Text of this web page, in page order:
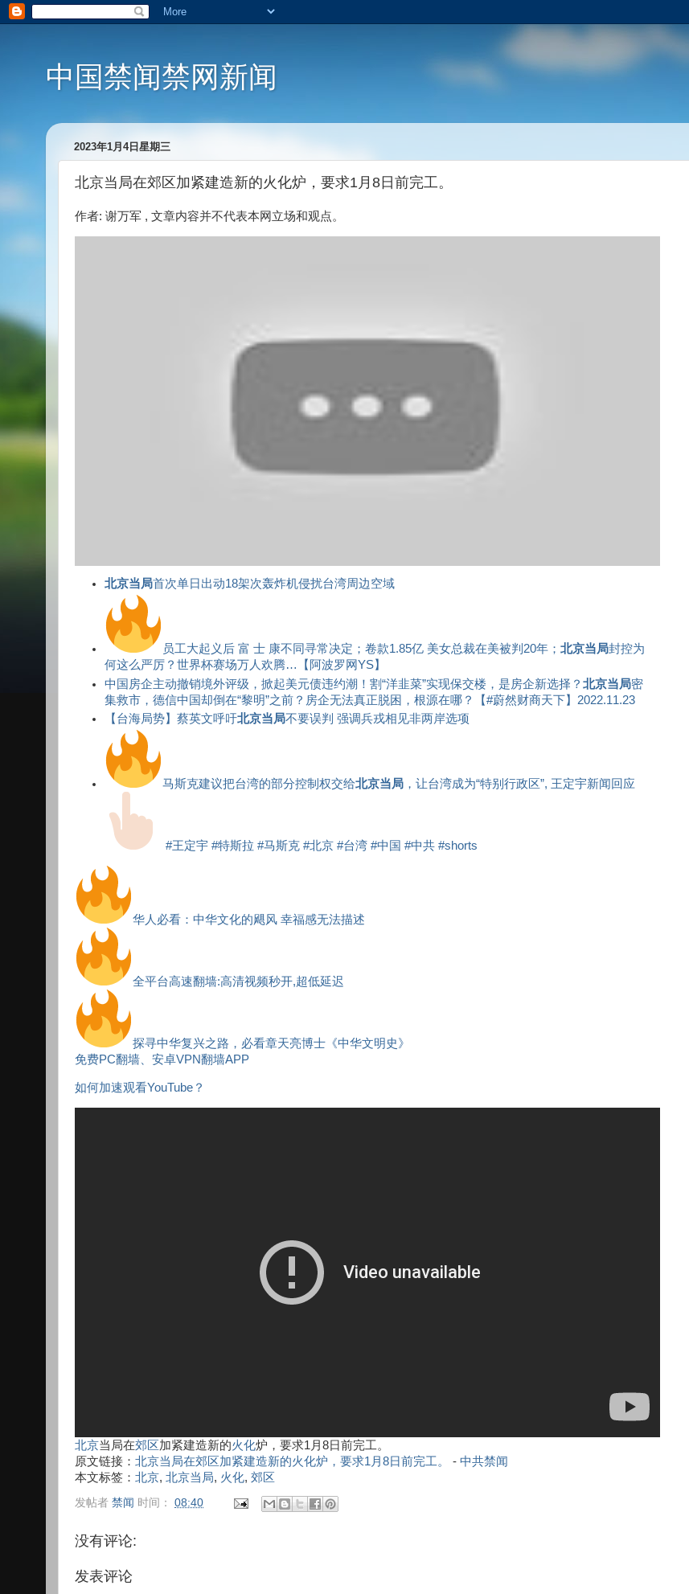
中国禁闻禁网新闻
2023年1月4日星期三
北京当局在郊区加紧建造新的火化炉，要求1月8日前完工。
作者: 谢万军 , 文章内容并不代表本网立场和观点。
北京当局首次单日出动18架次轰炸机侵扰台湾周边空域
员工大起义后 富 士 康不同寻常决定；卷款1.85亿 美女总裁在美被判20年；北京当局封控为
何这么严厉？世界杯赛场万人欢腾…【阿波罗网YS】
中国房企主动撤销境外评级，掀起美元债违约潮！割“洋韭菜”实现保交楼，是房企新选择？北京当局密
集救市，德信中国却倒在“黎明”之前？房企无法真正脱困，根源在哪？【#蔚然财商天下】2022.11.23
【台海局势】蔡英文呼吁北京当局不要误判 强调兵戎相见非两岸选项
马斯克建议把台湾的部分控制权交给北京当局 ，让台湾成为“特别行政区”, 王定宇新闻回应
#王定宇 #特斯拉 #马斯克 #北京 #台湾 #中国 #中共 #shorts
华人必看：中华文化的飓风 幸福感无法描述
全平台高速翻墙:高清视频秒开,超低延迟
探寻中华复兴之路，必看章天亮博士《中华文明史》
免费PC翻墙、安卓VPN翻墙APP
如何加速观看YouTube？
北京当局在郊区加紧建造新的火化炉，要求1月8日前完工。
原文链接： 北京当局在郊区加紧建造新的火化炉，要求1月8日前完工。 - 中共禁闻
本文标签： 北京, 北京当局, 火化, 郊区
发帖者 禁闻 时间： 08:40
没有评论:
发表评论